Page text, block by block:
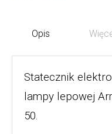
Opis
Statecznik
lampy lepowej
50.